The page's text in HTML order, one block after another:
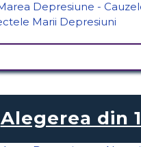
Alegerea din